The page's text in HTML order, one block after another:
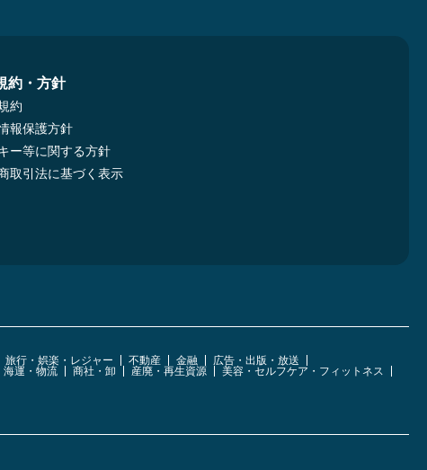
約・方針
約
報保護方針
ー等に関する方針
取引法に基づく表示
旅行・娯楽・レジャー 不動産 金融
広告・出版・放送
海運・物流 商社・卸 産廃・再生資源
美容・セルフケア・フィットネス